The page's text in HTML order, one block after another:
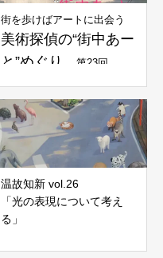
街を歩けばアートに出会う
美術探偵の“街中あー
と”めぐり
第23回
温故知新 vol.26
「光の表現について考え
る」